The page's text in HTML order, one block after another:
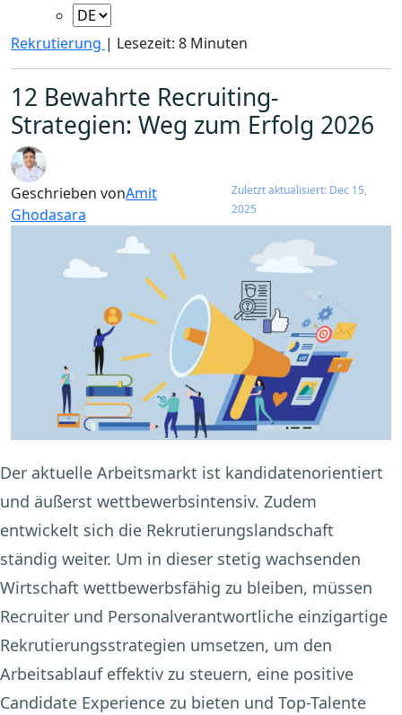
Rekrutierung | Lesezeit: 8 Minuten
12 Bewahrte Recruiting-
Strategien: Weg zum Erfolg 2026
Geschrieben vonAmit
Ghodasara
Zuletzt aktualisiert: Dec 15,
2025
Der aktuelle Arbeitsmarkt ist kandidatenorientiert
und äußerst wettbewerbsintensiv. Zudem
entwickelt sich die Rekrutierungslandschaft
ständig weiter. Um in dieser stetig wachsenden
Wirtschaft wettbewerbsfähig zu bleiben, müssen
Recruiter und Personalverantwortliche einzigartige
Rekrutierungsstrategien umsetzen, um den
Arbeitsablauf effektiv zu steuern, eine positive
Candidate Experience zu bieten und Top-Talente